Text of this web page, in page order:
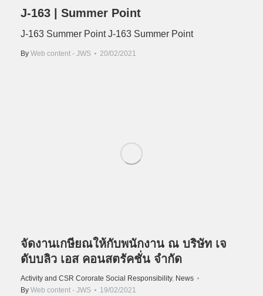
J-163 | Summer Point
J-163 Summer Point J-163 Summer Point
By Web content - JWS 20/02/2021
จัดงานเกษียณให้กับพนักงาน ณ บริษัท เจ
ดับบลิว เอส คอนสตรัคชั่น จำกัด
Activity and CSR Cororate Social Responsibility, News
By Web content - JWS 19/02/2021